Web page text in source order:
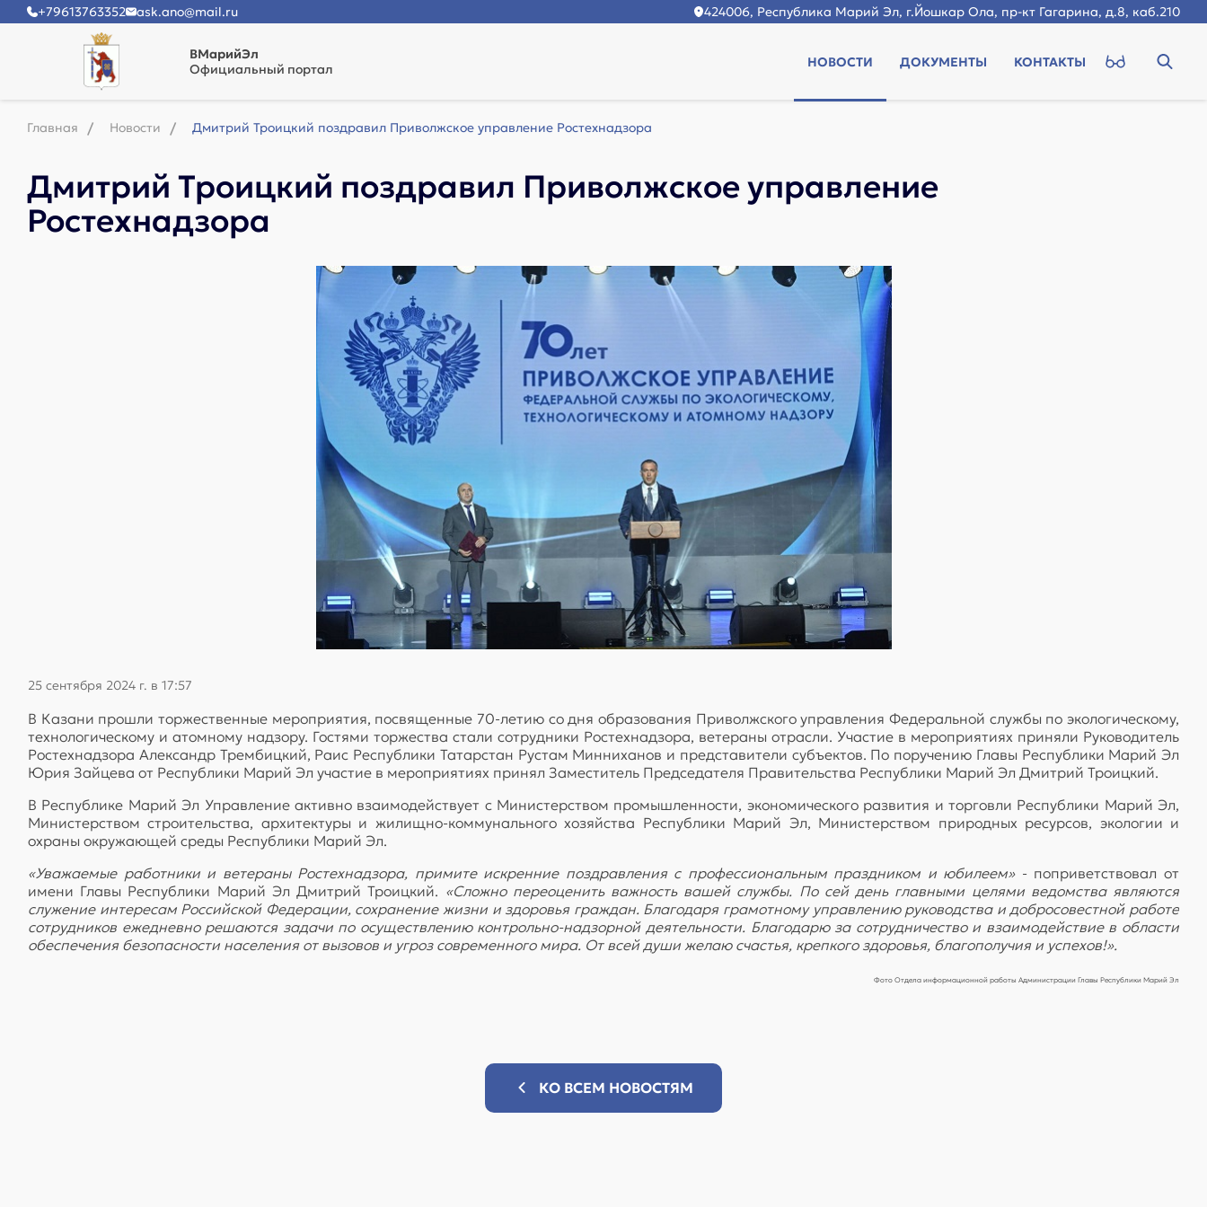
+79613763352 ask.ano@mail.ru 424006, Республика Марий Эл, г.Йошкар Ола, пр-кт Гагарина, д.8, каб.210
ВМарийЭл
Официальный портал
НОВОСТИ ДОКУМЕНТЫ КОНТАКТЫ
Главная Новости Дмитрий Троицкий поздравил Приволжское управление Ростехнадзора
Дмитрий Троицкий поздравил Приволжское управление
Ростехнадзора
25 сентября 2024 г. в 17:57
В Казани прошли торжественные мероприятия, посвященные 70-летию со дня образования Приволжского управления Федеральной службы по экологическому,
технологическому и атомному надзору. Гостями торжества стали сотрудники Ростехнадзора, ветераны отрасли. Участие в мероприятиях приняли Руководитель
Ростехнадзора Александр Трембицкий, Раис Республики Татарстан Рустам Минниханов и представители субъектов. По поручению Главы Республики Марий Эл
Юрия Зайцева от Республики Марий Эл участие в мероприятиях принял Заместитель Председателя Правительства Республики Марий Эл Дмитрий Троицкий.
В Республике Марий Эл Управление активно взаимодействует с Министерством промышленности, экономического развития и торговли Республики Марий Эл,
Министерством строительства, архитектуры и жилищно-коммунального хозяйства Республики Марий Эл, Министерством природных ресурсов, экологии и
охраны окружающей среды Республики Марий Эл.
«Уважаемые работники и ветераны Ростехнадзора, примите искренние поздравления с профессиональным праздником и юбилеем»- поприветствовал от
имени Главы Республики Марий Эл Дмитрий Троицкий. «Сложно переоценить важность вашей службы. По сей день главными целями ведомства являются
служение интересам Российской Федерации, сохранение жизни и здоровья граждан. Благодаря грамотному управлению руководства и добросовестной работе
сотрудников ежедневно решаются задачи по осуществлению контрольно-надзорной деятельности. Благодарю за сотрудничество и взаимодействие в области
обеспечения безопасности населения от вызовов и угроз современного мира. От всей души желаю счастья, крепкого здоровья, благополучия и успехов!».
Фото Отдела информационной работы Администрации Главы Республики Марий Эл
КО ВСЕМ НОВОСТЯМ